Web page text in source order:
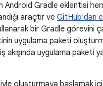
Android Gradle eklentisi
araçtır ve GitHub'dan
bir Gradle görevini
uygulama paketi
uygulama paketi
oluşturmaya başlamak